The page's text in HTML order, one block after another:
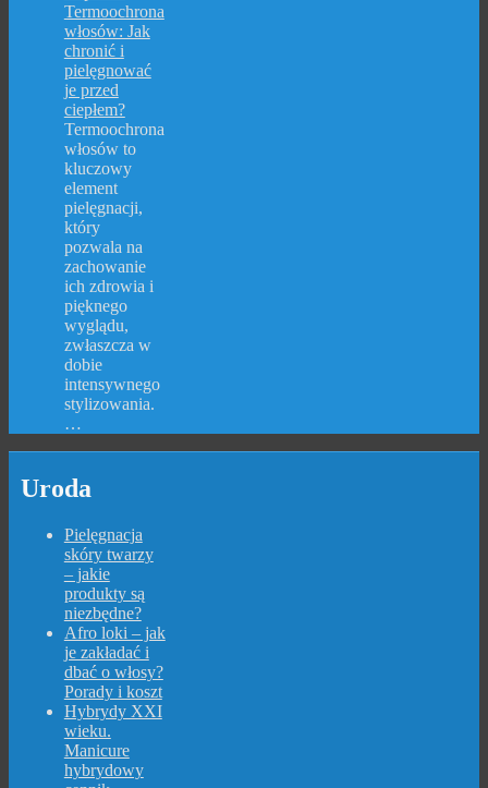
Termoochrona
włosów: Jak
chronić i
pielęgnować
je przed
ciepłem?
Termoochrona
włosów to
kluczowy
element
pielęgnacji,
który
pozwala na
zachowanie
ich zdrowia i
pięknego
wyglądu,
zwłaszcza w
dobie
intensywnego
stylizowania.
…
Uroda
Pielęgnacja
skóry twarzy
– jakie
produkty są
niezbędne?
Afro loki – jak
je zakładać i
dbać o włosy?
Porady i koszt
Hybrydy XXI
wieku.
Manicure
hybrydowy